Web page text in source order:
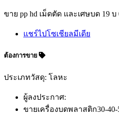
ขาย pp hd เม็ดตัด และเศษบด 19 บ
แชร์ไปโซเชียลมีเดีย
ต้องการขาย
ประเภทวัสดุ: โลหะ
ผู้ลงประกาศ:
ขายเครื่องบดพลาสติก30-40-